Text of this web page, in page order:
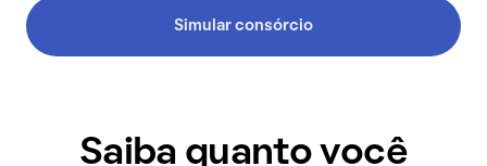
Simular consórcio
Saiba quanto você